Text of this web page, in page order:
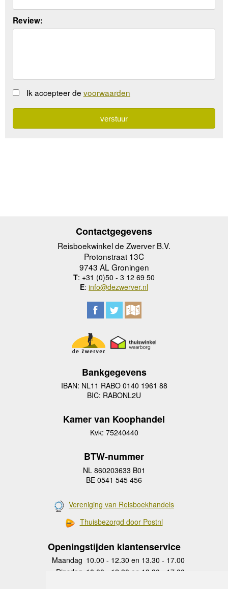
Review:
Ik accepteer de voorwaarden
Contactgegevens
Reisboekwinkel de Zwerver B.V.
Protonstraat 13C
9743 AL Groningen
T: +31 (0)50 - 3 12 69 50
E: info@dezwerver.nl
Bankgegevens
IBAN: NL11 RABO 0140 1961 88
BIC: RABONL2U
Kamer van Koophandel
Kvk: 75240440
BTW-nummer
NL 860203633 B01
BE 0541 545 456
Vereniging van Reisboekhandels
Thuisbezorgd door Postnl
Openingstijden klantenservice
Maandag 10.00 - 12.30 en 13.30 - 17.00
Dinsdag 10.00 - 12.30 en 13.30 - 17.00